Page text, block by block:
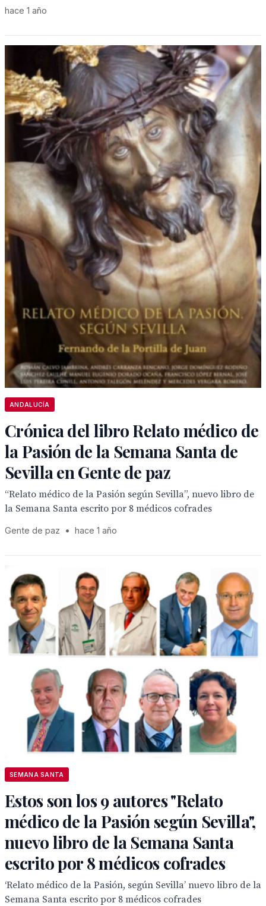
hace 1 año
ANDALUCÍA
Crónica del libro Relato médico de
la Pasión de la Semana Santa de
Sevilla en Gente de paz
“Relato médico de la Pasión según Sevilla”, nuevo libro de
la Semana Santa escrito por 8 médicos cofrades
Gente de paz • hace 1 año
SEMANA SANTA
Estos son los 9 autores "Relato
médico de la Pasión según Sevilla",
nuevo libro de la Semana Santa
escrito por 8 médicos cofrades
‘Relato médico de la Pasión, según Sevilla’ nuevo libro de la
Semana Santa escrito por 8 médicos cofrades